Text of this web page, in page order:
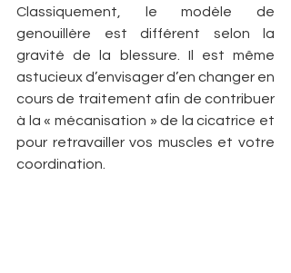
Classiquement, le modèle de
genouillère est différent selon la
gravité de la blessure. Il est même
astucieux d’envisager d’en changer en
cours de traitement afin de contribuer
à la « mécanisation » de la cicatrice et
pour retravailler vos muscles et votre
coordination.